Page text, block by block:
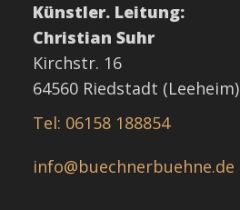
Künstler. Leitung:
Christian Suhr
Kirchstr. 16
64560 Riedstadt (Leeheim)
Tel: 06158 188854
info@buechnerbuehne.de